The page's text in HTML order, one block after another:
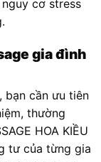
cơ stress
gia đình
, bạn cần ưu tiên
thường
HOA KIỀU
tư của từng gia